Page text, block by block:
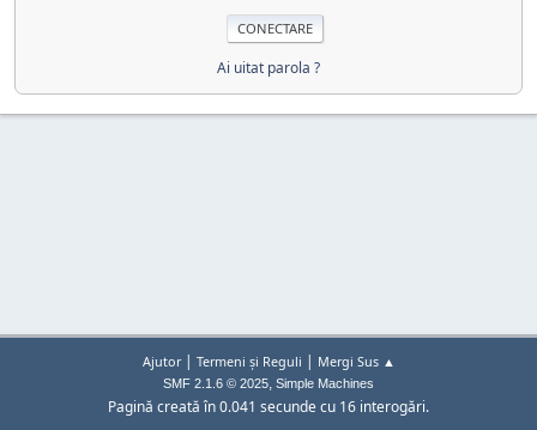
Ai uitat parola ?
Ajutor| Termeni și Reguli | Mergi Sus ▲
SMF 2.1.6 © 2025, Simple Machines
Pagină creată în 0.041 secunde cu 16 interogări.